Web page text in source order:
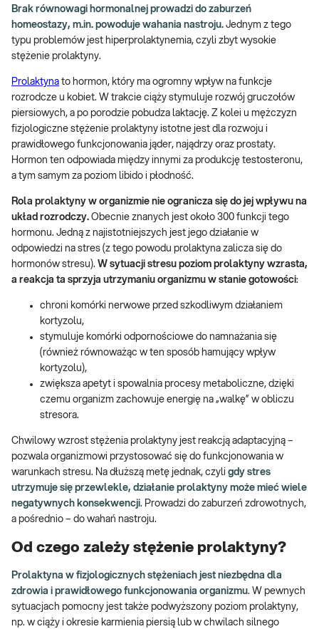
Brak równowagi hormonalnej prowadzi do zaburzeń
homeostazy, m.in. powoduje wahania nastroju. Jednym z tego
typu problemów jest hiperprolaktynemia, czyli zbyt wysokie
stężenie prolaktyny.
Prolaktyna to hormon, który ma ogromny wpływ na funkcje
rozrodcze u kobiet. W trakcie ciąży stymuluje rozwój gruczołów
piersiowych, a po porodzie pobudza laktację. Z kolei u mężczyzn
fizjologiczne stężenie prolaktyny istotne jest dla rozwoju i
prawidłowego funkcjonowania jąder, najądrzy oraz prostaty.
Hormon ten odpowiada między innymi za produkcję testosteronu,
a tym samym za poziom libido i płodność.
Rola prolaktyny w organizmie nie ogranicza się do jej wpływu na
układ rozrodczy. Obecnie znanych jest około 300 funkcji tego
hormonu. Jedną z najistotniejszych jest jego działanie w
odpowiedzi na stres (z tego powodu prolaktyna zalicza się do
hormonów stresu). W sytuacji stresu poziom prolaktyny wzrasta,
a reakcja ta sprzyja utrzymaniu organizmu w stanie gotowości:
chroni komórki nerwowe przed szkodliwym działaniem
kortyzolu,
stymuluje komórki odpornościowe do namnażania się
(również równoważąc w ten sposób hamujący wpływ
kortyzolu),
zwiększa apetyt i spowalnia procesy metaboliczne, dzięki
czemu organizm zachowuje energię na „walkę” w obliczu
stresora.
Chwilowy wzrost stężenia prolaktyny jest reakcją adaptacyjną –
pozwala organizmowi przystosować się do funkcjonowania w
warunkach stresu. Na dłuższą metę jednak, czyli gdy stres
utrzymuje się przewlekle, działanie prolaktyny może mieć wiele
negatywnych konsekwencji. Prowadzi do zaburzeń zdrowotnych,
a pośrednio – do wahań nastroju.
Od czego zależy stężenie prolaktyny?
Prolaktyna w fizjologicznych stężeniach jest niezbędna dla
zdrowia i prawidłowego funkcjonowania organizmu. W pewnych
sytuacjach pomocny jest także podwyższony poziom prolaktyny,
np. w ciąży i okresie karmienia piersią lub w chwilach silnego